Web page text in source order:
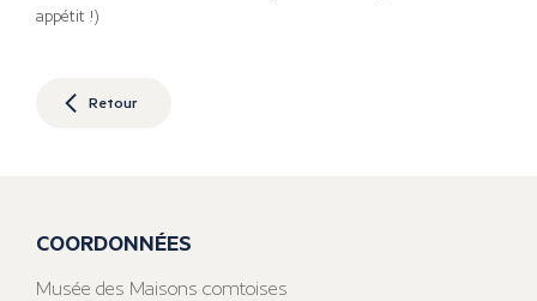
appétit !)
Retour
COORDONNÉES
Musée des Maisons comtoises